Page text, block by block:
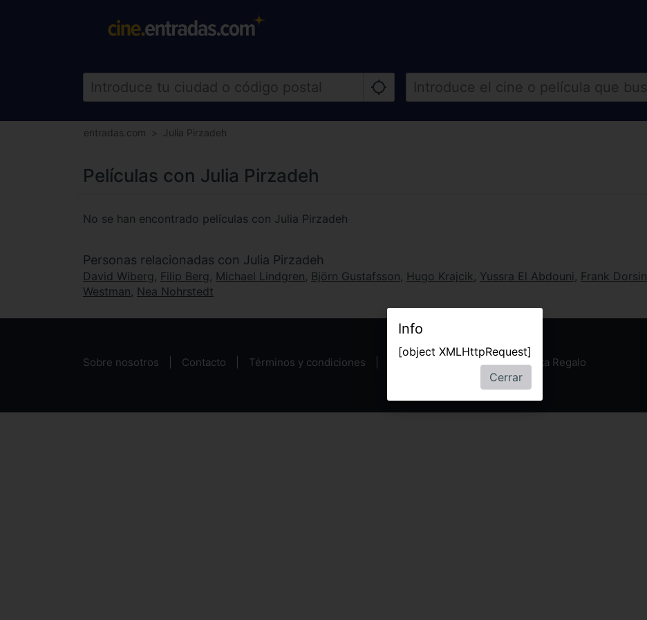
entradas.com Julia Pirzadeh
Películas con Julia Pirzadeh
No se han encontrado películas con Julia Pirzadeh
Personas relacionadas con Julia Pirzadeh
David Wiberg , Filip Berg , Michael Lindgren, Björn Gustafsson, Hugo Krajcik, Yussra El Abdouni, Frank Dorsin
Westman, Nea Nohrstedt
Sobre nosotros Contacto Términos y condiciones Política de privacidad Tarjeta Regalo
Info
[object XMLHttpRequest]
Cerrar